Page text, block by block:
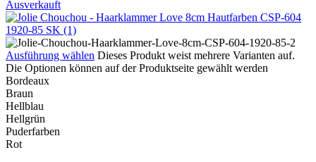
Ausverkauft
Ausführung wählen Dieses Produkt weist mehrere Varianten auf.
Die Optionen können auf der Produktseite gewählt werden
Bordeaux
Braun
Hellblau
Hellgrün
Puderfarben
Rot